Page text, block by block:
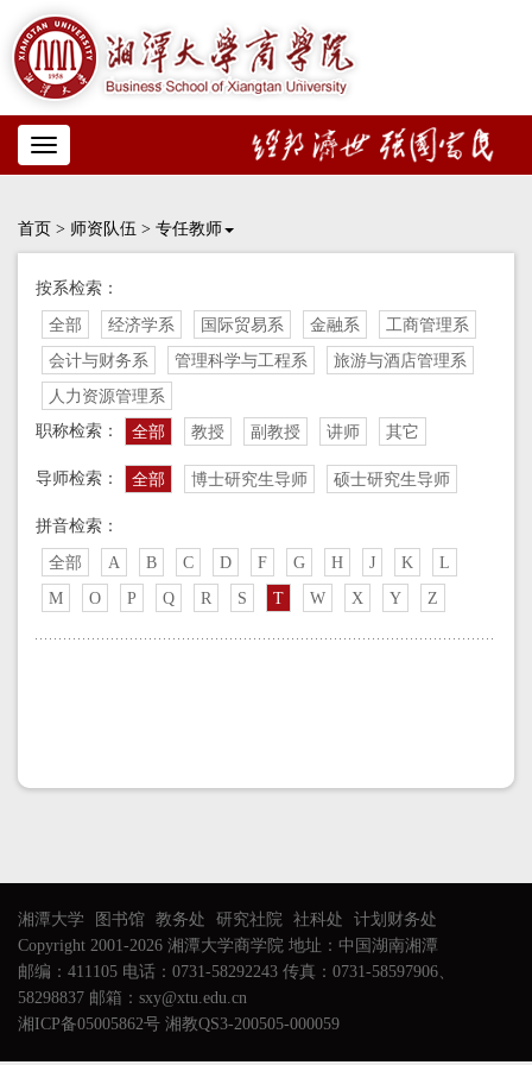
Toggle
navigation
首页 > 师资队伍 > 专任教师
按系检索：
全部 经济学系 国际贸易系 金融系
工商管理系
会计与财务系
管理科学与工程系
旅游与酒店管理系
人力资源管理系
职称检索：
全部 教授 副教授 讲师 其它
导师检索： 全部 博士研究生导师 硕士研究生导师
拼音检索：
全部 A B C D F G H J K
L
M
O P Q R S T W X Y Z
湘潭大学 图书馆 教务处 研究社院 社科处
计划财务处
Copyright 2001-2026 湘潭大学商学院 地址：中国湖南湘潭
邮编：411105 电话：0731-58292243 传真：0731-58597906、
58298837 邮箱：sxy@xtu.edu.cn
湘ICP备05005862号 湘教QS3-200505-000059